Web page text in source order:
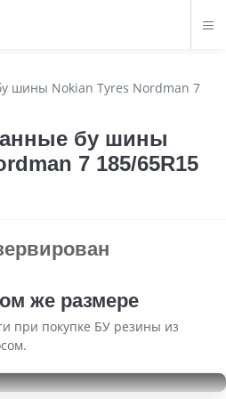
шины Nokian Tyres Nordman 7
бу шины
7 185/65R15
же размере
при покупке БУ резины из